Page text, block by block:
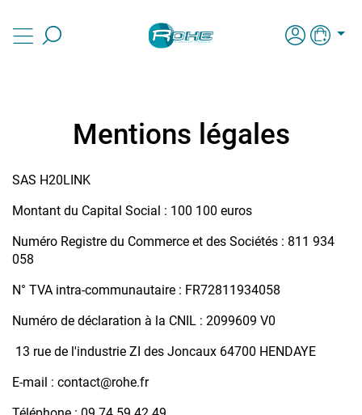
Mentions légales
SAS H20LINK
Montant du Capital Social : 100 100 euros
Numéro Registre du Commerce et des Sociétés : 811 934
058
N° TVA intra-communautaire : FR72811934058
Numéro de déclaration à la CNIL : 2099609 V0
13 rue de l'industrie ZI des Joncaux 64700 HENDAYE
E-mail : contact@rohe.fr